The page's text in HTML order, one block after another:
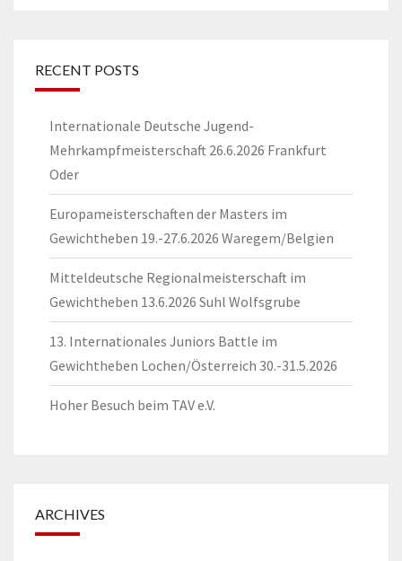
RECENT POSTS
Internationale Deutsche Jugend-
Mehrkampfmeisterschaft 26.6.2026 Frankfurt
Oder
Europameisterschaften der Masters im
Gewichtheben 19.-27.6.2026 Waregem/Belgien
Mitteldeutsche Regionalmeisterschaft im
Gewichtheben 13.6.2026 Suhl Wolfsgrube
13. Internationales Juniors Battle im
Gewichtheben Lochen/Österreich 30.-31.5.2026
Hoher Besuch beim TAV e.V.
ARCHIVES